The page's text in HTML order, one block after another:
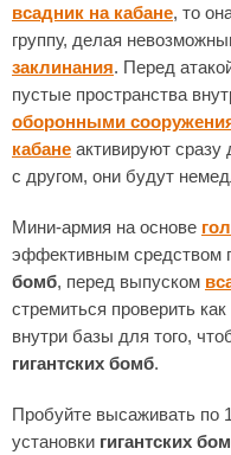
всадник на кабане, то
группу, делая
заклинания. Перед
пустые пространства
оборонными
кабане активируют сразу
с другом, они будут
Мини-армия на основе
эффективным средством
бомб, перед выпуском
стремиться проверить
внутри базы для того,
гигантских бомб.
Пробуйте высаживать по 1
установки гигантских